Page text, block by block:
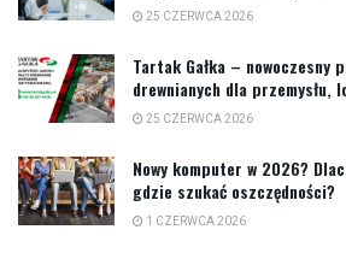
25 CZERWCA 2026
Tartak Gałka – nowoczesny
drewnianych dla
25 CZERWCA 2026
Nowy komputer w 2026?
gdzie szukać oszczędności?
1 CZERWCA 2026